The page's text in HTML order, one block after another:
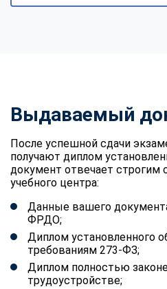
Выдаваемый
После успешной сдачи
получают диплом
документ отвечает строгим
учебного центра:
Данные вашего
ФРДО;
Диплом установленного
требованиям 273-ФЗ;
Диплом полностью
трудоустройстве;